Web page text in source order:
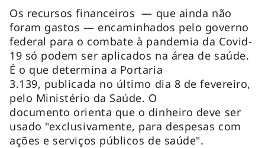
Os recursos financeiros — que ainda não
foram gastos — encaminhados pelo governo
federal para o combate à pandemia da Covid-
19 só podem ser aplicados na área de saúde.
É o que determina a Portaria
3.139, publicada no último dia 8 de fevereiro,
pelo Ministério da Saúde. O
documento orienta que o dinheiro deve ser
usado "exclusivamente, para despesas com
ações e serviços públicos de saúde".